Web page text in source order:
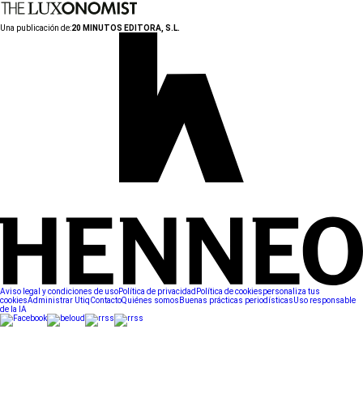
Una publicación de:20 MINUTOS EDITORA, S.L.
Aviso legal y condiciones de usoPolítica de privacidad Política de cookiespersonaliza tus
cookiesAdministrar UtiqContactoQuiénes somos Buenas prácticas periodísticasUso responsable
de la IA